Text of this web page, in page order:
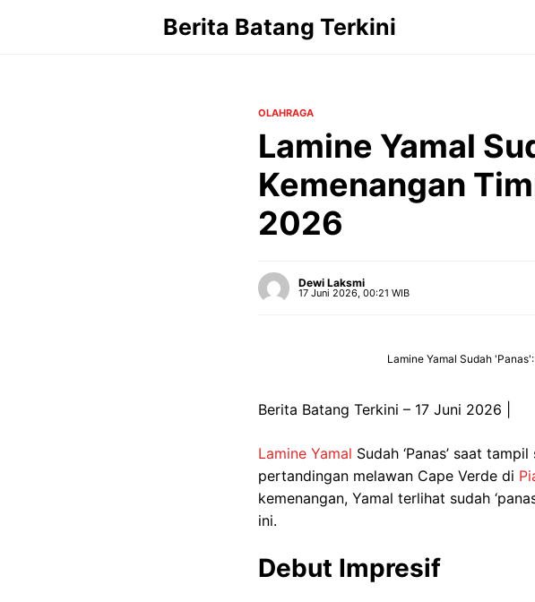
Berita Batang Terkini
OLAHRAGA
Lamine Yamal
Kemenangan
2026
Dewi Laksmi
17 Juni 2026, 00:21 WIB
Lamine Yamal Sudah
Berita Batang Terkini – 17 Juni 2026 |
Lamine Yamal Sudah ‘Panas’ saat
pertandingan melawan Cape Verde di
kemenangan, Yamal terlihat sudah
ini.
Debut Impresif